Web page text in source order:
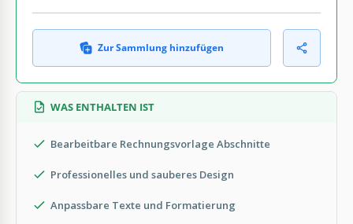
Zur Sammlung hinzufügen
WAS ENTHALTEN IST
Bearbeitbare Rechnungsvorlage Abschnitte
Professionelles und sauberes Design
Anpassbare Texte und Formatierung